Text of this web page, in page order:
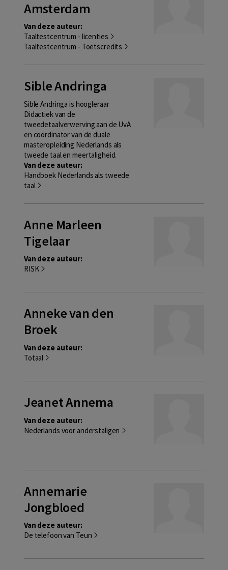
Amsterdam
Van deze auteur:
Taaltestcentrum - licenties
Taaltestcentrum - Toetscredits
Sible Andringa
Sible Andringa is hoogleraar
Didactiek van de
tweedetaalverwerving aan de UvA
en coördinator van de duale
masteropleiding Nederlands als
tweede taal en meertaligheid.
Van deze auteur:
Handboek Nederlands als tweede
taal
Anne Marleen
Tigelaar
Van deze auteur:
RISK
Anneke van den
Broek
Van deze auteur:
Totaal
Jeanet Annema
Van deze auteur:
Nederlands voor anderstaligen
Annemarie
Jongbloed
Van deze auteur:
De telefoon van Teun